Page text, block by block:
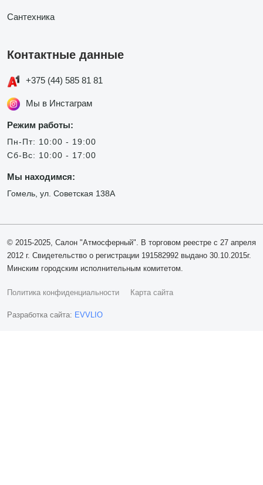
Сантехника
Контактные данные
+375 (44) 585 81 81
Мы в Инстаграм
Режим работы:
Пн-Пт: 10:00 - 19:00
Сб-Вс: 10:00 - 17:00
Мы находимся:
Гомель, ул. Советская 138А
© 2015-2025, Салон "Атмосферный". В торговом реестре с 27 апреля
2012 г. Свидетельство о регистрации 191582992 выдано 30.10.2015г.
Минским городским исполнительным комитетом.
Политика конфиденциальности Карта сайта
Разработка сайта: EVVLIO